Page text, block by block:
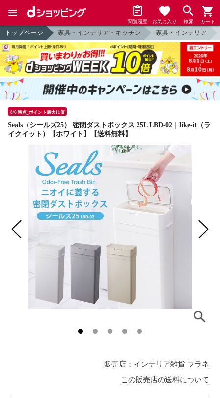
閲覧履歴 お気に入り 検索 カート
トップページ 家具・インテリア・キッチン 家具・インテリア
8/6 時点_ポイント最大11倍
Seals（シールズ25） 密閉ダストボックス 25L LBD-02｜like-it（ラ
イクイット）【ホワイト】【送料無料】
販売店：インテリア雑貨 フラネ
この販売店の送料について